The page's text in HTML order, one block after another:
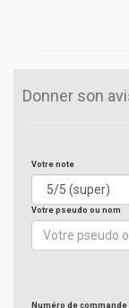
Donner son
Votre note
Votre pseudo ou nom
Numéro de commande